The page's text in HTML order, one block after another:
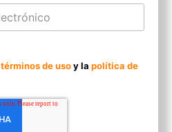
términos de usoy la política de